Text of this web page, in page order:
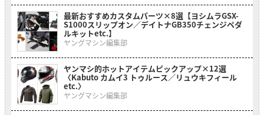
最新おすすめカスタムパーツ×8選【ヨシムラGSX-
S1000スリップオン／デイトナGB350チェンジペダ
ルキットetc.】
ヤングマシン編集部
ヤンマシ的ホットアイテムピックアップ×12選
〈Kabuto カムイ3 トゥルース／リュウキフィール
etc.〉
ヤングマシン編集部